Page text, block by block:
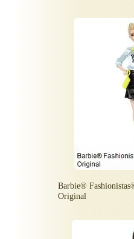
Barbie®
Original